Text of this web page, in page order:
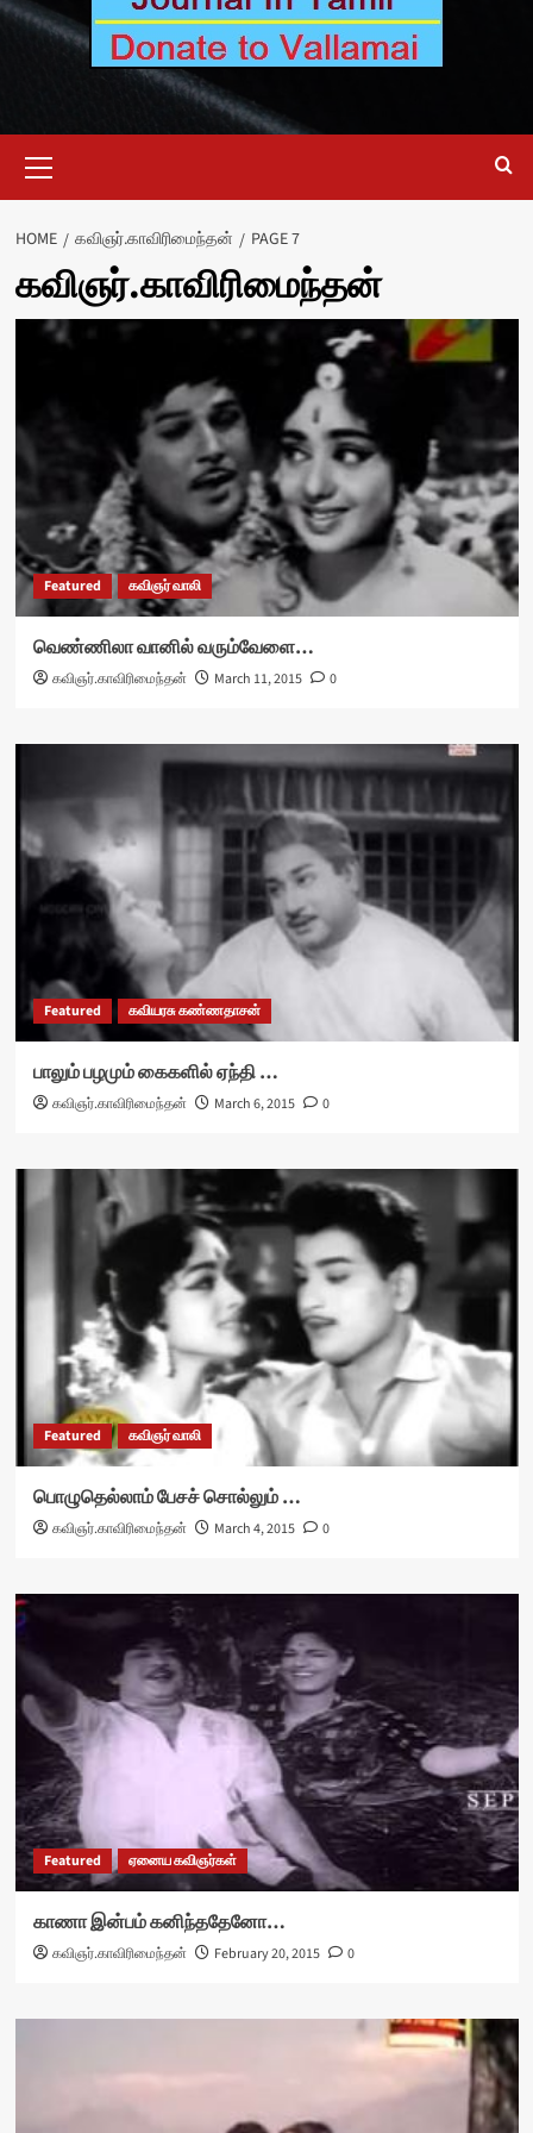
Menu
HOME கவிஞர்.காவிரிமைந்தன் PAGE 7
கவிஞர்.காவிரிமைந்தன்
Featured கவிஞர் வாலி
வெண்ணிலா வானில் வரும்வேளை…
கவிஞர்.காவிரிமைந்தன் March 11, 2015 0
Featured கவியரசு கண்ணதாசன்
பாலும் பழமும் கைகளில் ஏந்தி …
கவிஞர்.காவிரிமைந்தன் March 6, 2015 0
Featured கவிஞர் வாலி
பொழுதெல்லாம் பேசச் சொல்லும் …
கவிஞர்.காவிரிமைந்தன் March 4, 2015 0
Featured ஏனைய கவிஞர்கள்
காணா இன்பம் கனிந்ததேனோ…
கவிஞர்.காவிரிமைந்தன் February 20, 2015 0